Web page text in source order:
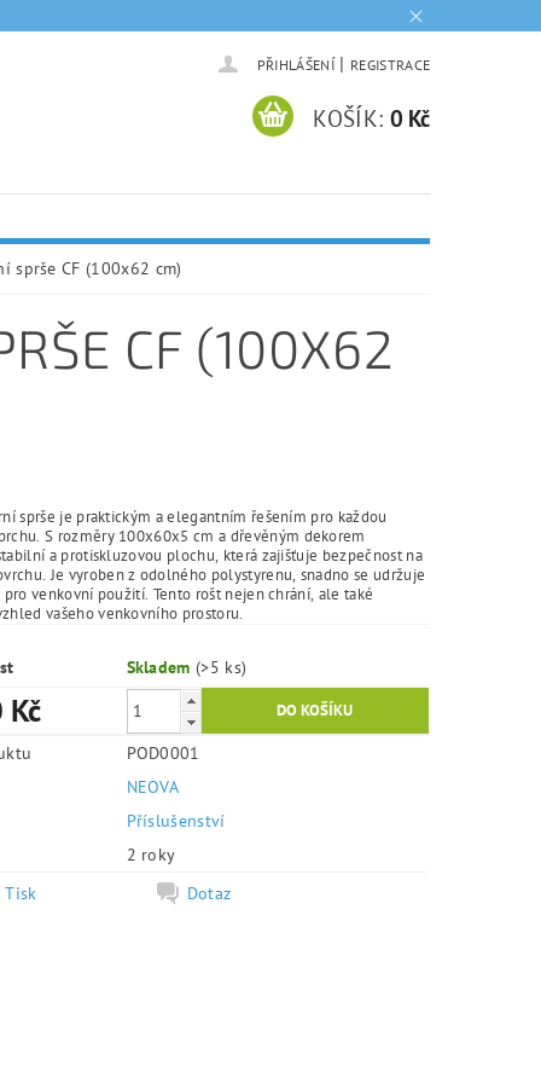
PŘIHLÁŠENÍ | REGISTRACE
KOŠÍK: 0 Kč
sprše CF (100x62 cm)
CF (100X62
sprše je praktickým a elegantním řešením pro každou
S rozměry 100x60x5 cm a dřevěným dekorem
a protiskluzovou plochu, která zajišťuje bezpečnost na
Je vyroben z odolného polystyrenu, snadno se udržuje
venkovní použití. Tento rošt nejen chrání, ale také
vašeho venkovního prostoru.
Skladem(>5 ks)
POD0001
NEOVA
Příslušenství
2 roky
Tisk
Dotaz